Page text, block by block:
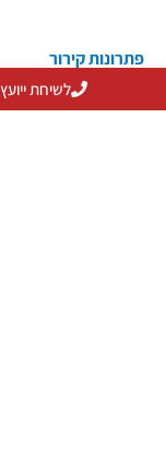
פתרונות קירור
פתרונות קירורלשיחת ייועץ